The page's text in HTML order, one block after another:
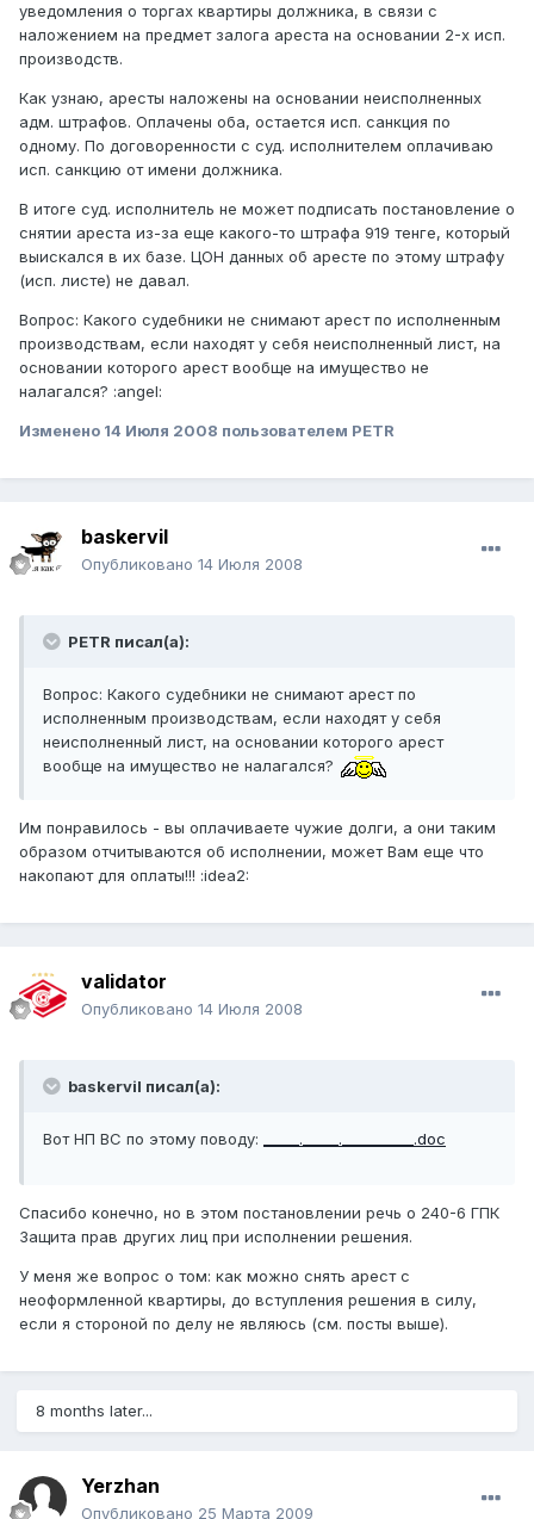
уведомления о торгах квартиры должника, в связи с
наложением на предмет залога ареста на основании 2-х исп.
производств.
Как узнаю, аресты наложены на основании неисполненных
адм. штрафов. Оплачены оба, остается исп. санкция по
одному. По договоренности с суд. исполнителем оплачиваю
исп. санкцию от имени должника.
В итоге суд. исполнитель не может подписать постановление о
снятии ареста из-за еще какого-то штрафа 919 тенге, который
выискался в их базе. ЦОН данных об аресте по этому штрафу
(исп. листе) не давал.
Вопрос: Какого судебники не снимают арест по исполненным
производствам, если находят у себя неисполненный лист, на
основании которого арест вообще на имущество не
налагался? :angel:
Изменено 14 Июля 2008 пользователем PETR
baskervil
Опубликовано 14 Июля 2008
PETR писал(а):
Вопрос: Какого судебники не снимают арест по
исполненным производствам, если находят у себя
неисполненный лист, на основании которого арест
вообще на имущество не налагался?
Им понравилось - вы оплачиваете чужие долги, а они таким
образом отчитываются об исполнении, может Вам еще что
накопают для оплаты!!! :idea2:
validator
Опубликовано 14 Июля 2008
baskervil писал(а):
Вот НП ВС по этому поводу: _____._____.__________.doc
Спасибо конечно, но в этом постановлении речь о 240-6 ГПК
Защита прав других лиц при исполнении решения.
У меня же вопрос о том: как можно снять арест с
неоформленной квартиры, до вступления решения в силу,
если я стороной по делу не являюсь (см. посты выше).
8 months later...
Yerzhan
Опубликовано 25 Марта 2009